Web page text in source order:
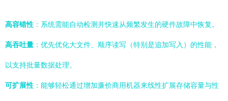
高容错性 ：系统需能自动检测并快速从频繁发生的硬件故障中恢复。
高吞吐量 ：优先优化大文件、顺序读写（特别是追加写入）的性能，
以支持批量数据处理。
可扩展性 ：能够轻松通过增加廉价商用机器来线性扩展存储容量与性